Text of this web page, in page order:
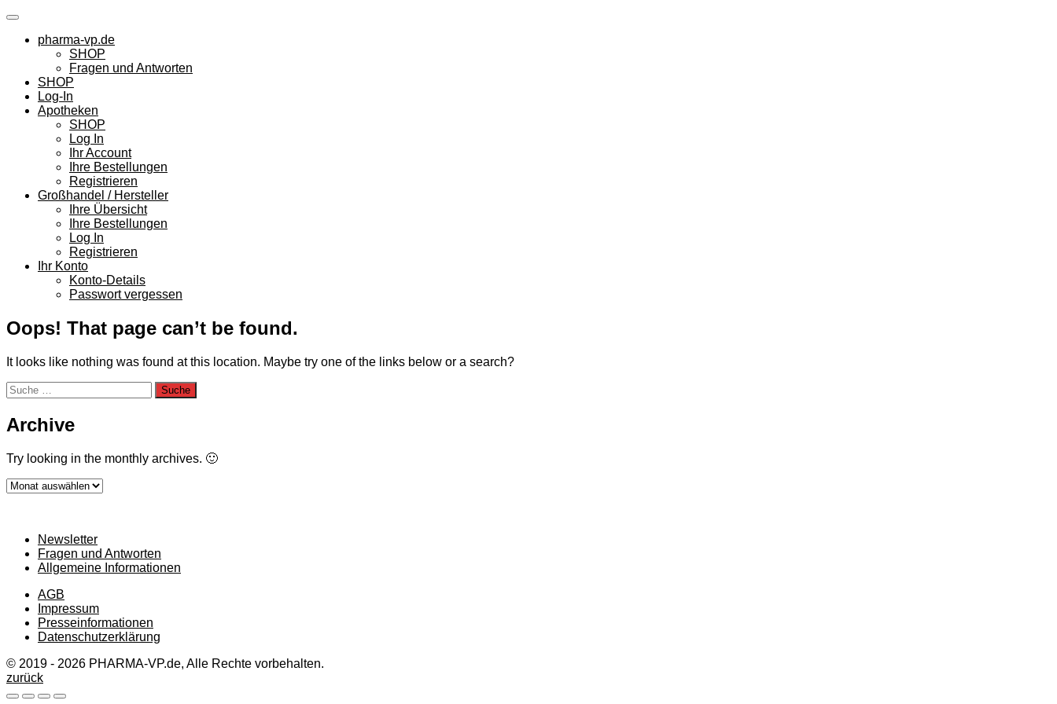
Skip
contentpharma-vp.de
SHOP
Fragen und Antworten
SHOP
Log-In
Apotheken
SHOP
Log In
Ihr Account
Ihre Bestellungen
Registrieren
Großhandel / Hersteller
Ihre Übersicht
Ihre Bestellungen
Log In
Registrieren
Ihr Konto
Konto-Details
Passwort vergessen
Oops! That page can’t be found.
It looks like nothing was found at this location. Maybe try one of the links below or a search?
Suche
nach:
Archive
Try looking in the monthly archives. 🙂
Archive
Newsletter
Fragen und Antworten
Allgemeine Informationen
AGB
Impressum
Presseinformationen
Datenschutzerklärung
© 2019 - 2026 PHARMA-VP.de, Alle Rechte vorbehalten.
zurück